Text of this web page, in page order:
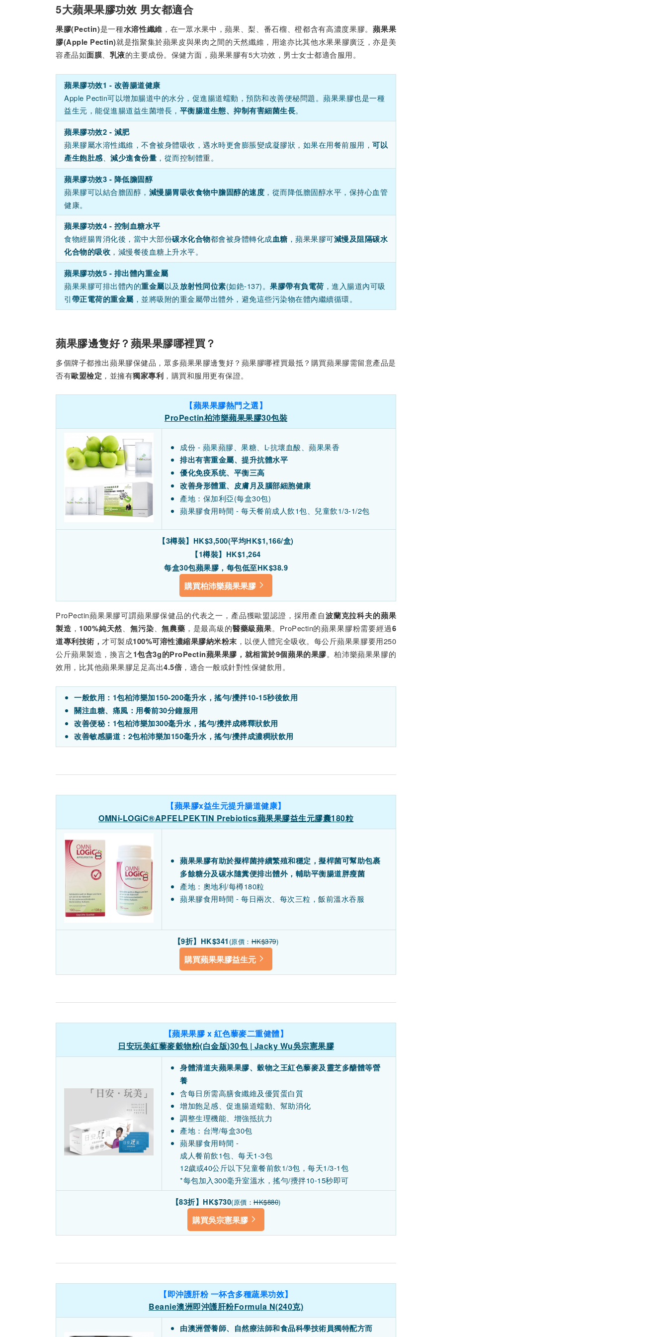
5大蘋果果膠功效 男女都適合
果膠(Pectin)是一種水溶性纖維 ，在一眾水果中，蘋果、梨、番石榴、橙都含有高濃度果膠。蘋果果
膠(Apple Pectin)就是指聚集於蘋果皮與果肉之間的天然纖維，用途亦比其他水果果膠廣泛，亦是美
容產品如面膜 乳液的主要成份。保健方面，蘋果果膠有5大功效，男士女士都適合服用。
蘋果膠功效1 - 改善腸道健康
Apple Pectin可以增加腸道中的水分，促進腸道蠕動，預防和改善便秘問題。蘋果果膠也是一種
益生元，能促進腸道益生菌增長， 平衡腸道生態、抑制有害細菌生長。
蘋果膠功效2 - 減肥
蘋果膠屬水溶性纖維，不會被身體吸收，遇水時更會膨脹變成凝膠狀，如果在用餐前服用， 可以
產生飽肚感
減少進食份量 ，從而控制體重。
蘋果膠功效3 - 降低膽固醇
蘋果膠可以結合膽固醇， 減慢腸胃吸收食物中膽固醇的速度 ，從而降低膽固醇水平，保持心血管
健康。
蘋果膠功效4 - 控制血糖水平
食物經腸胃消化後，當中大部份碳水化合物都會被身體轉化成血糖 ，蘋果果膠可減慢及阻隔碳水
化合物的吸收 ，減慢餐後血糖上升水平。
蘋果膠功效5 - 排出體內重金屬
蘋果果膠可排出體內的重金屬以及放射性同位素(如銫-137)。 果膠帶有負電荷 ，進入腸道內可吸
引帶正電荷的重金屬 ，並將吸附的重金屬帶出體外，避免這些污染物在體內繼續循環。
蘋果膠邊隻好？蘋果果膠哪裡買？
多個牌子都推出蘋果膠保健品，眾多蘋果果膠邊隻好？蘋果膠哪裡買最抵？購買蘋果膠需留意產品是
否有歐盟檢定 ，並擁有獨家專利 ，購買和服用更有保證。
【蘋果果膠熱門之選】
ProPectin柏沛樂蘋果果膠30包裝
成份 - 蘋果蘋膠、果糖、L-抗壞血酸、蘋果果香
排出有害重金屬、提升抗體水平
優化免疫系统、平衡三高
改善身形體重、皮膚月及腦部細胞健康
產地：保加利亞(每盒30包)
蘋果膠食用時間 - 每天餐前成人飲1包、兒童飲1/3-1/2包
【3樽裝】HK$3,500(平均HK$1,166/盒)
【1樽裝】HK$1,264
每盒30包蘋果膠，每包低至HK$38.9
購買柏沛樂蘋果果膠
ProPectin蘋果果膠可謂蘋果膠保健品的代表之一，產品獲歐盟認證，採用產自波蘭克拉科夫的蘋果
製造 ， 100%純天然 、無污染 、無農藥 ，是最高級的醫藥級蘋果。ProPectin的蘋果果膠粉需要經過6
道專利技術，才可製成100%可溶性濃縮果膠納米粉末 ，以便人體完全吸收。每公斤蘋果果膠要用250
公斤蘋果製造，換言之1包含3g的ProPectin蘋果果膠，就相當於9個蘋果的果膠。柏沛樂蘋果果膠的
效用，比其他蘋果果膠足足高出4.5倍 ，適合一般或針對性保健飲用。
一般飲用：1包柏沛樂加150-200毫升水，搖勻/攪拌10-15秒後飲用
關注血糖、痛風：用餐前30分鐘服用
改善便秘：1包柏沛樂加300毫升水，搖勻/攪拌成稀釋狀飲用
改善敏感腸道：2包柏沛樂加150毫升水，搖勻/攪拌成濃稠狀飲用
【蘋果膠x益生元提升腸道健康】
OMNi-LOGiC®APFELPEKTIN Prebiotics蘋果果膠益生元膠囊180粒
蘋果果膠有助於擬桿菌持續繁殖和穩定，擬桿菌可幫助包裹
多餘糖分及碳水隨糞便排出體外，輔助平衡腸道胖瘦菌
產地：奧地利/每樽180粒
蘋果膠食用時間 - 每日兩次、 每次三粒，飯前溫水吞服
【9折】HK$341 (原價：HK$379)
購買蘋果果膠益生元
【蘋果果膠 x 紅色藜麥二重健體】
日安玩美紅藜麥穀物粉(白金版)30包 | Jacky Wu吳宗憲果膠
身體清道夫蘋果果膠、穀物之王紅色藜麥及靈芝多醣體等營
養
含每日所需高膳食纖維及優質蛋白質
增加飽足感、促進腸道蠕動、幫助消化
調整生理機能、增強抵抗力
產地：台灣/每盒30包
蘋果膠食用時間 -
成人餐前飲1包、每天1-3包
12歲或40公斤以下兒童餐前飲1/3包，每天1/3-1包
*每包加入300毫升室溫水，搖勻/攪拌10-15秒即可
【83折】HK$730(原價： HK$880)
購買吳宗憲果膠
【即沖護肝粉 一杯含多種蔬果功效】
Beanie澳洲即沖護肝粉Formula N(240克)
由澳洲營養師、自然療法師和食品科學技術員獨特配方而